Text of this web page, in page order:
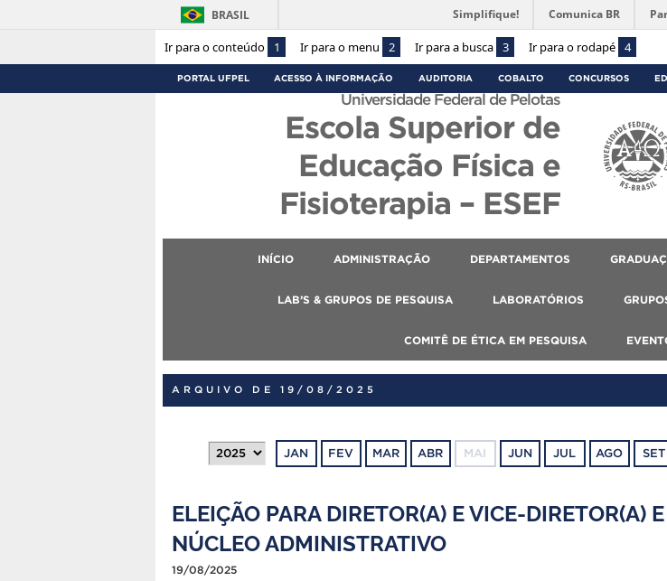
Ir para o conteúdo 1 Ir para o menu 2 Ir para a busca 3 Ir para o rodapé 4
BRASIL Simplifique! Comunica BR
PORTAL UFPEL ACESSO À INFORMAÇÃO AUDITORIA COBALTO CONCURSOS
Universidade Federal de Pelotas
Escola Superior de
Educação Física e
Fisioterapia – ESEF
INÍCIO ADMINISTRAÇÃO DEPARTAMENTOS
LAB’S & GRUPOS DE PESQUISA LABORATÓRIOS
COMITÊ DE ÉTICA EM PESQUISA
ARQUIVO DE 19/08/2025
JAN FEV MAR ABR MAI JUN JUL AGO SET
ELEIÇÃO PARA DIRETOR(A) E VICE-DIRETOR(A)
NÚCLEO ADMINISTRATIVO
19/08/2025